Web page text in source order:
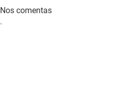
Nos comentas
.